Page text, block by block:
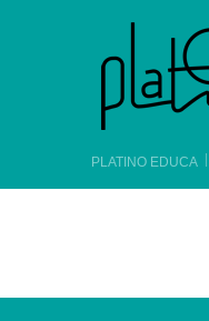
PLATINO EDUCA